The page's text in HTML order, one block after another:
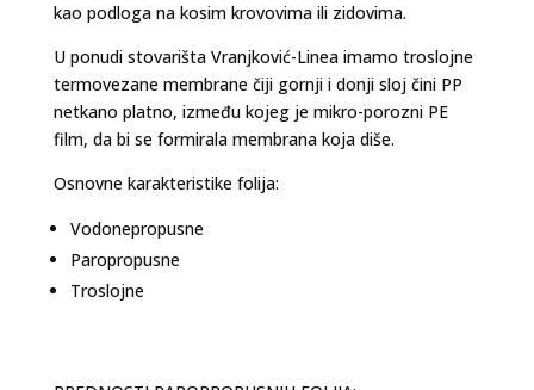
kao podloga na kosim krovovima ili zidovima.
U ponudi stovarišta Vranjković-Linea imamo troslojne
termovezane membrane čiji gornji i donji sloj čini PP
netkano platno, između kojeg je mikro-porozni PE
film, da bi se formirala membrana koja diše.
Osnovne karakteristike folija:
Vodonepropusne
Paropropusne
Troslojne